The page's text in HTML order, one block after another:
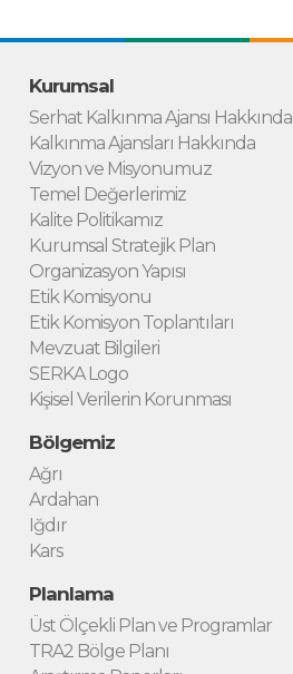
Kurumsal
Serhat Kalkınma Ajansı Hakkında
Kalkınma Ajansları Hakkında
Vizyon ve Misyonumuz
Temel Değerlerimiz
Kalite Politikamız
Kurumsal Stratejik Plan
Organizasyon Yapısı
Etik Komisyonu
Etik Komisyon Toplantıları
Mevzuat Bilgileri
SERKA Logo
Kişisel Verilerin Korunması
Bölgemiz
Ağrı
Ardahan
Iğdır
Kars
Planlama
Üst Ölçekli Plan ve Programlar
TRA2 Bölge Planı